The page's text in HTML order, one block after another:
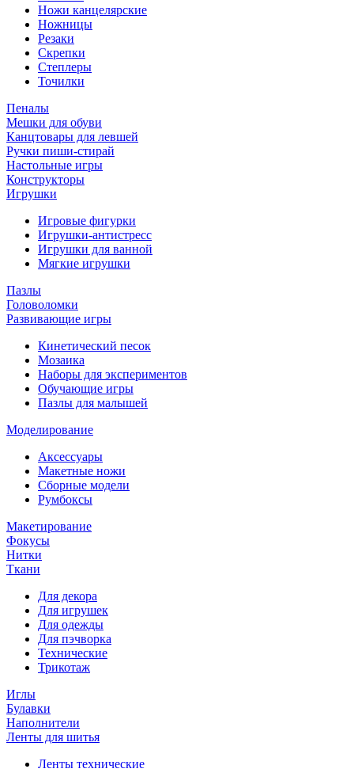
Ножи канцелярские
Ножницы
Резаки
Скрепки
Степлеры
Точилки
Пеналы
Мешки для обуви
Канцтовары для левшей
Ручки пиши-стирай
Настольные игры
Конструкторы
Игрушки
Игровые фигурки
Игрушки-антистресс
Игрушки для ванной
Мягкие игрушки
Пазлы
Головоломки
Развивающие игры
Кинетический песок
Мозаика
Наборы для экспериментов
Обучающие игры
Пазлы для малышей
Моделирование
Аксессуары
Макетные ножи
Сборные модели
Румбоксы
Макетирование
Фокусы
Нитки
Ткани
Для декора
Для игрушек
Для одежды
Для пэчворка
Технические
Трикотаж
Иглы
Булавки
Наполнители
Ленты для шитья
Ленты технические